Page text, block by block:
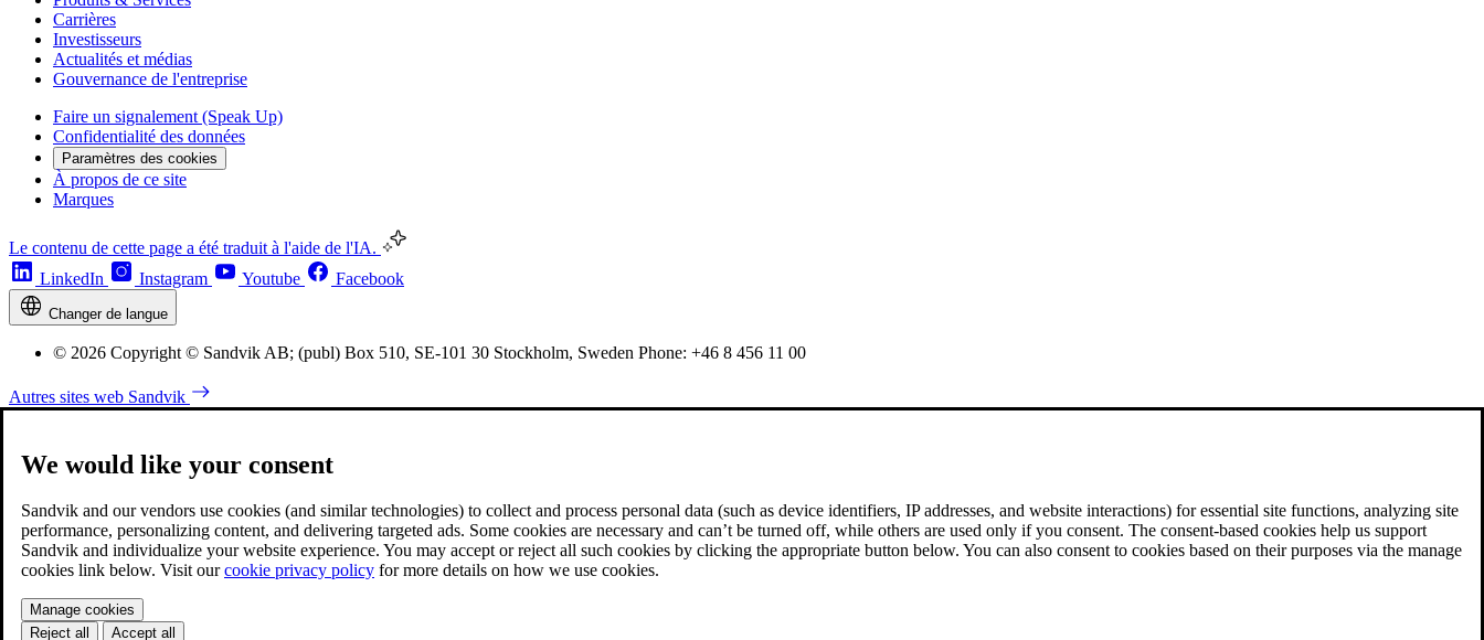
Carrières
Investisseurs
Actualités et médias
Gouvernance de l'entreprise
Faire un signalement (Speak Up)
Confidentialité des données
Paramètres des cookies
À propos de ce site
Marques
Le contenu de cette page a été traduit à l'aide de l'IA.
LinkedIn
Instagram Youtube Facebook
Changer de langue
© 2026 Copyright © Sandvik AB; (publ) Box 510, SE-101 30 Stockholm, Sweden Phone: +46 8 456 11 00
Autres sites web Sandvik
We would like your consent
Sandvik and our vendors use cookies (and similar technologies) to collect and process personal data (such as device identifiers, IP addresses, and website interactions) for essential site functions, analyzing site
performance, personalizing content, and delivering targeted ads. Some cookies are necessary and can’t be turned off, while others are used only if you consent. The consent-based cookies help us support
Sandvik and individualize your website experience. You may accept or reject all such cookies by clicking the appropriate button below. You can also consent to cookies based on their purposes via the manage
cookies link below. Visit ourcookie privacy policy for more details on how we use cookies.
Manage cookies
Reject all
Accept all